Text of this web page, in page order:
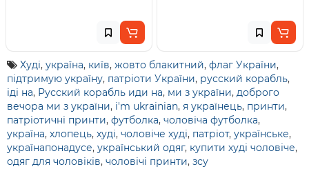
Худі, україна, київ, жовто блакитний, флаг України,
підтримую україну, патріоти України, русский корабль,
іді на, Русский корабль иди на, ми з україни, доброго
вечора ми з україни, i'm ukrainian, я українець, принти,
патріотичні принти, футболка, чоловіча футболка,
україна, хлопець, худі, чоловіче худі, патріот, українське,
українапонадусе, український одяг, купити худі чоловіче,
одяг для чоловіків, чоловічі принти, зсу